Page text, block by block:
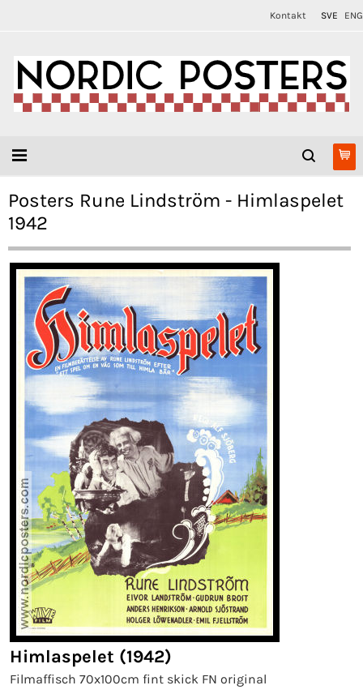
Kontakt SVE ENG
Posters Rune Lindström - Himlaspelet
1942
Himlaspelet (1942)
Filmaffisch 70x100cm fint skick FN original